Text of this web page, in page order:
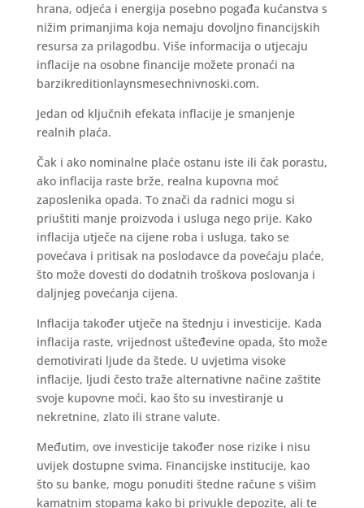
hrana, odjeća i energija posebno pogađa kućanstva s
nižim primanjima koja nemaju dovoljno financijskih
resursa za prilagodbu. Više informacija o utjecaju
inflacije na osobne financije možete pronaći na
barzikreditionlaynsmesechnivnoski.com.
Jedan od ključnih efekata inflacije je smanjenje
realnih plaća.
Čak i ako nominalne plaće ostanu iste ili čak porastu,
ako inflacija raste brže, realna kupovna moć
zaposlenika opada. To znači da radnici mogu si
priuštiti manje proizvoda i usluga nego prije. Kako
inflacija utječe na cijene roba i usluga, tako se
povećava i pritisak na poslodavce da povećaju plaće,
što može dovesti do dodatnih troškova poslovanja i
daljnjeg povećanja cijena.
Inflacija također utječe na štednju i investicije. Kada
inflacija raste, vrijednost ušteđevine opada, što može
demotivirati ljude da štede. U uvjetima visoke
inflacije, ljudi često traže alternativne načine zaštite
svoje kupovne moći, kao što su investiranje u
nekretnine, zlato ili strane valute.
Međutim, ove investicije također nose rizike i nisu
uvijek dostupne svima. Financijske institucije, kao
što su banke, mogu ponuditi štedne račune s višim
kamatnim stopama kako bi privukle depozite, ali te